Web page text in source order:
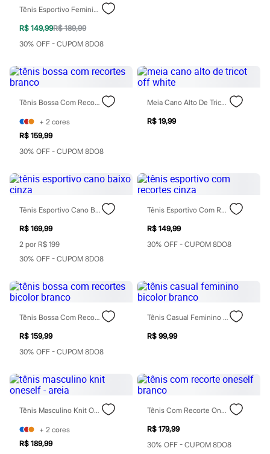
Blusas
Calçados
Leggings
Shorts e Bermudas
Moda íntima
Calcinhas
Cintas e Modeladores
Meias
Sutiãs e Tops
Moda praia
Biquínis
Maiôs
Personagens
Plus size
Blusas e Camisetas
Calças
Jeans
Moda esportiva
Shorts e Saias
Vestidos
Em alta
Dia dos Pais
Novidades
Bermudas
Camisas
Camisetas e Regatas
Casacos e Jaquetas
Jeans
Acessórios
Bolsas e Mochilas
Chapéus e Bonés
Cintos
Tênis Esportivo Feminino Com Recortes Bege
R$ 149,99R$ 189,99
30% OFF - CUPOM 8DO8
Tênis Bossa Com Recortes Branco
+ 2 cores
R$ 159,99
30% OFF - CUPOM 8DO8
Meia Cano Alto De Tricot Off White
R$ 19,99
Tênis Esportivo Cano Baixo Cinza
R$ 169,99
2 por R$ 199
30% OFF - CUPOM 8DO8
Tênis Esportivo Com Recortes Cinza
R$ 149,99
30% OFF - CUPOM 8DO8
Tênis Bossa Com Recortes Bicolor Branco
R$ 159,99
30% OFF - CUPOM 8DO8
Tênis Casual Feminino Bicolor Branco
R$ 99,99
Tênis Masculino Knit Oneself - Areia
+ 2 cores
R$ 189,99
Tênis Com Recorte Oneself Branco
R$ 179,99
30% OFF - CUPOM 8DO8